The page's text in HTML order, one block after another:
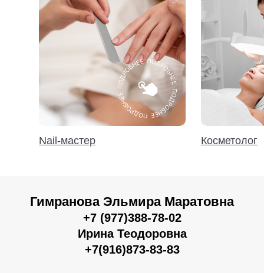
Косметолог
Nail-мастер
Гимранова Эльмира Маратовна
+7 (977)388-78-02
Ирина Теодоровна
+7(916)873-83-83